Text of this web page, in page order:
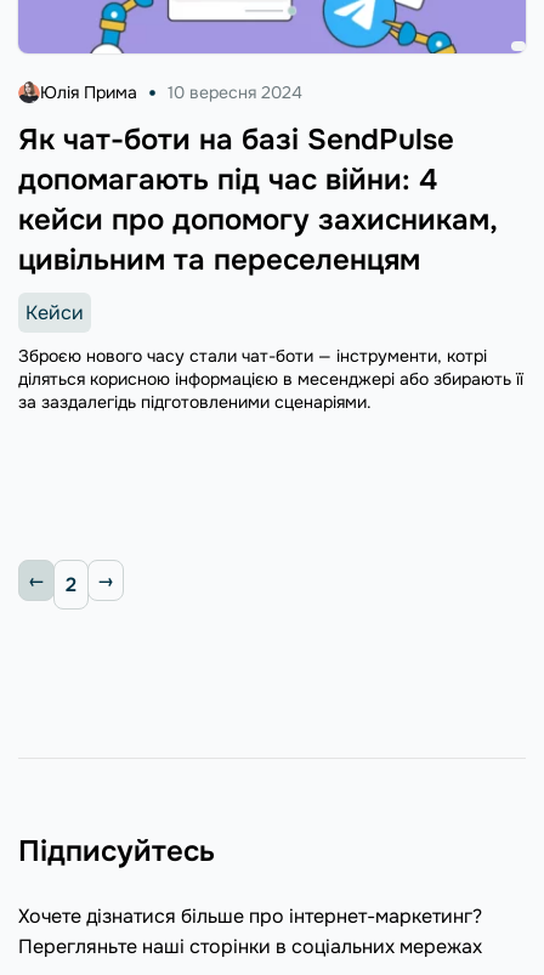
Як чат-боти на базі SendPulse
допомагають під час війни: 4
кейси про допомогу захисникам,
цивільним та переселенцям
Юлія Прима 10 вересня 2024
Кейси
Зброєю нового часу стали чат-боти — інструменти, котрі
діляться корисною інформацією в месенджері або збирають її
за заздалегідь підготовленими сценаріями.
2
Підписуйтесь
Хочете дізнатися більше про інтернет-маркетинг?
Перегляньте наші сторінки в соціальних мережах